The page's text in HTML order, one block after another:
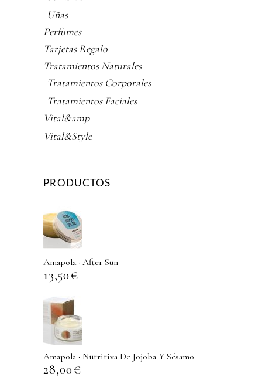
Uñas
Perfumes
Tarjetas Regalo
Tratamientos Naturales
Tratamientos Corporales
Tratamientos Faciales
Vital&amp
Vital&Style
PRODUCTOS
Amapola · After Sun
13,50€
Amapola · Nutritiva De Jojoba Y Sésamo
28,00€